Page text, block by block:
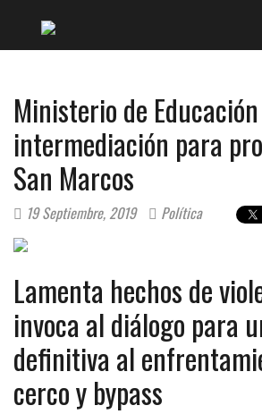
Ministerio de
intermediación para
San Marcos
19 Septiembre, 2019 Política
Lamenta hechos de
invoca al diálogo para
definitiva al
cerco y bypass